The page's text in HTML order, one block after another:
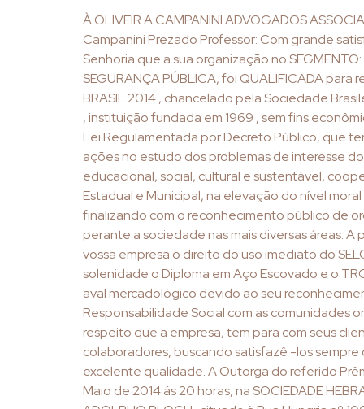
À OLIVEIR A CAMPANINI ADVOGADOS
Campanini Prezado Professor: Com grande
Senhoria que a sua organização no SEGMENTO:
SEGURANÇA PÚBLICA, foi QUALIFICADA para
BRASIL 2014 , chancelado pela Sociedade
, instituição fundada em 1969 , sem fins
Lei Regulamentada por Decreto Público, que
ações no estudo dos problemas de interesse
educacional, social, cultural e sustentável,
Estadual e Municipal, na elevação do nível
finalizando com o reconhecimento público de
perante a sociedade nas mais diversas áreas. A
vossa empresa o direito do uso imediato do
solenidade o Diploma em Aço Escovado e o
aval mercadológico devido ao seu
Responsabilidade Social com as comunidades
respeito que a empresa, tem para com seus
colaboradores, buscando satisfazê -los
excelente qualidade. A Outorga do referido
Maio de 2014 ás 20 horas, na SOCIEDADE